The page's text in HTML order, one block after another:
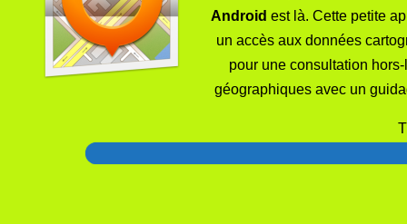
Android est là. Cette petite
un accès aux données
pour une consultation
géographiques avec un